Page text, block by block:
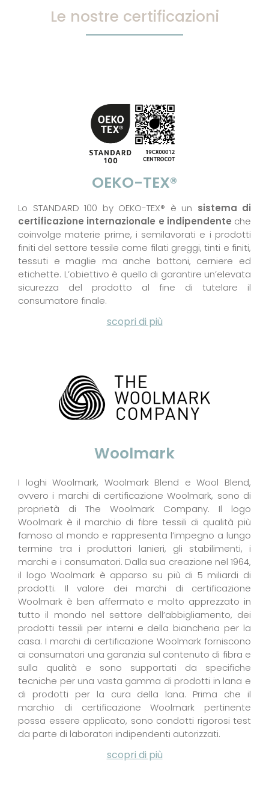
Le nostre certificazioni
OEKO-TEX®
Lo STANDARD 100 by OEKO-TEX® è un sistema di
certificazione internazionale e indipendente che
coinvolge materie prime, i semilavorati e i prodotti
finiti del settore tessile come filati greggi, tinti e finiti,
tessuti e maglie ma anche bottoni, cerniere ed
etichette. L’obiettivo è quello di garantire un’elevata
sicurezza del prodotto al fine di tutelare il
consumatore finale.
scopri di più
Woolmark
I loghi Woolmark, Woolmark Blend e Wool Blend,
ovvero i marchi di certificazione Woolmark, sono di
proprietà di The Woolmark Company. Il logo
Woolmark è il marchio di fibre tessili di qualità più
famoso al mondo e rappresenta l’impegno a lungo
termine tra i produttori lanieri, gli stabilimenti, i
marchi e i consumatori. Dalla sua creazione nel 1964,
il logo Woolmark è apparso su più di 5 miliardi di
prodotti. Il valore dei marchi di certificazione
Woolmark è ben affermato e molto apprezzato in
tutto il mondo nel settore dell’abbigliamento, dei
prodotti tessili per interni e della biancheria per la
casa. I marchi di certificazione Woolmark forniscono
ai consumatori una garanzia sul contenuto di fibra e
sulla qualità e sono supportati da specifiche
tecniche per una vasta gamma di prodotti in lana e
di prodotti per la cura della lana. Prima che il
marchio di certificazione Woolmark pertinente
possa essere applicato, sono condotti rigorosi test
da parte di laboratori indipendenti autorizzati.
scopri di più